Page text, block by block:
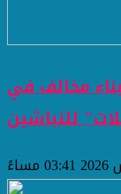
إزالة 3 حالات بناء مخالف في
للنباشين